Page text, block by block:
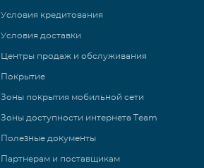
Условия кредитования
Условия доставки
Центры продаж и обслуживания
Покрытие
Зоны покрытия мобильной сети
Зоны доступности интернета Team
Полезные документы
Партнерам и поставщикам